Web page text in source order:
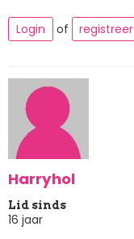
Login of registreer
Harryhol
Lid sinds
16 jaar